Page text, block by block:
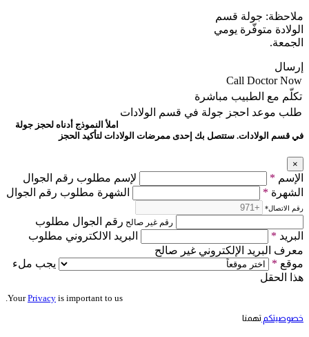
ملاحظة: جولة قسم
الولادة متوفّرة يومي
الجمعة.
إرسال
Call Doctor Now
تكلّم مع الطبيب مباشرة
طلب موعد احجز جولة في قسم الولادات
املأ النموذج أدناه لحجز جولة
في قسم الولادات. ستتصل بك إحدى ممرضات الولادات لتأكيد الحجز
×
الإسم *
لإسم مطلوب رقم الجوال
الشهرة * الشهرة مطلوب رقم الجوال
رقم الاتصال*
رقم غير صالح رقم الجوال مطلوب
البريد *
البريد الالكتروني مطلوب
معرف البريد الإلكتروني غير صالح
موقع *
يجب ملء
هذا الحقل
YourPrivacy is important to us.
خصوصيتكم تهمنا